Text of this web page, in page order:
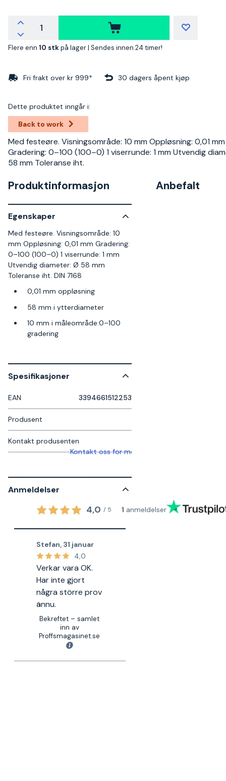
Flere enn 10 stkpå lager | Sendes innen 24 timer!
Fri frakt over kr 999* 30 dagers åpent kjøp
Dette produktet inngår i:
Back to work
Med festeøre. Visningsområde: 10 mm Oppløsning: 0,01 mm
Gradering: 0–100 (100–0) 1 viserrunde: 1 mm Utvendig
58 mm Toleranse iht.
Produktinformasjon
Egenskaper
Med festeøre. Visningsområde: 10
mm Oppløsning: 0,01 mm Gradering:
0–100 (100–0) 1 viserrunde: 1 mm
Utvendig diameter: Ø 58 mm
Toleranse iht. DIN 7168
0,01 mm oppløsning
58 mm i ytterdiameter
10 mm i måleområde:0–100
gradering
Spesifikasjoner
EAN 3394661512253
Produsent
Kontakt produsenten
Kontakt oss for mer informasjon
Anmeldelser
4,0 / 5 1 anmeldelser
Stefan, 31 januar
4,0
Verkar vara OK.
Har inte gjort
några större prov
ännu.
Bekreftet – samlet
inn av
Proffsmagasinet.se
Anbefalt